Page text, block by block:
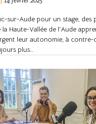
sur-Aude pour un stage, des
la Haute-Vallée de l’Aude
leur auto­no­mie, à
plus…